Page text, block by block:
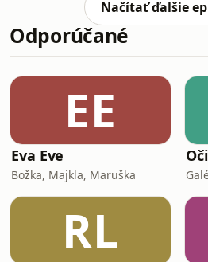
Dozviete sa, či je
naozaj len pre mužov,
stravu ak máte lupiny a
ďalšieho!&quot;Tento
určený výhradne pre
poučenie, nie na
Načítať ďalšie
Odporúčané
EE
Eva Eve
Božka, Majkla, Maruška
RL